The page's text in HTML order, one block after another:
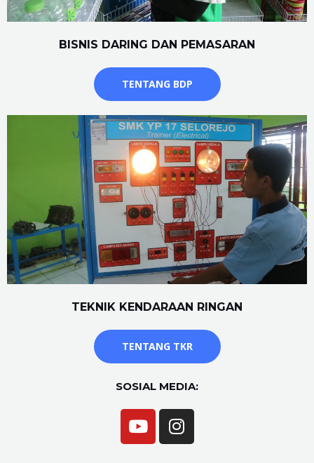
BISNIS DARING DAN PEMASARAN
TENTANG BDP
TEKNIK KENDARAAN RINGAN
TENTANG TKR
SOSIAL MEDIA: